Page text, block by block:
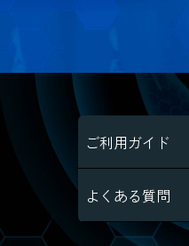
ご利用ガイド
よくある質問